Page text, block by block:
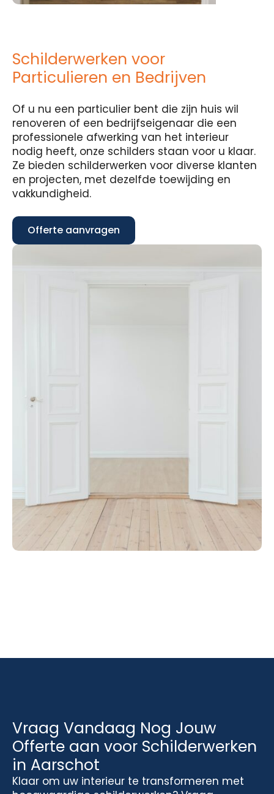
Schilderwerken voor
Particulieren en Bedrijven
Of u nu een particulier bent die zijn huis wil
renoveren of een bedrijfseigenaar die een
professionele afwerking van het interieur
nodig heeft, onze schilders staan voor u klaar.
Ze bieden schilderwerken voor diverse klanten
en projecten, met dezelfde toewijding en
vakkundigheid.
Offerte aanvragen
Vraag Vandaag Nog Jouw
Offerte aan voor Schilderwerken
in Aarschot
Klaar om uw interieur te transformeren met